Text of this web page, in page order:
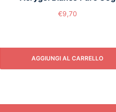
€9,70
AGGIUNGI AL CARRELLO